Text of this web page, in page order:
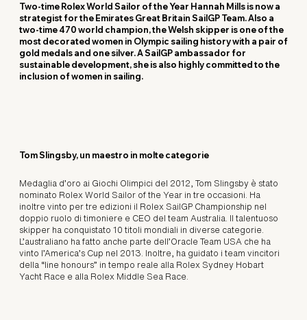
Two-time Rolex World Sailor of the Year Hannah Mills is now a
strategist for the Emirates Great Britain SailGP Team. Also a
two-time 470 world champion, the Welsh skipper is one of the
most decorated women in Olympic sailing history with a pair of
gold medals and one silver. A SailGP ambassador for
sustainable development, she is also highly committed to the
inclusion of women in sailing.
Tom Slingsby, un maestro in molte categorie
Medaglia d’oro ai Giochi Olimpici del 2012, Tom Slingsby è stato
nominato Rolex World Sailor of the Year in tre occasioni. Ha
inoltre vinto per tre edizioni il Rolex SailGP Championship nel
doppio ruolo di timoniere e CEO del team Australia. Il talentuoso
skipper ha conquistato 10 titoli mondiali in diverse categorie.
L’australiano ha fatto anche parte dell’Oracle Team USA che ha
vinto l’America’s Cup nel 2013. Inoltre, ha guidato i team vincitori
della “line honours” in tempo reale alla Rolex Sydney Hobart
Yacht Race e alla Rolex Middle Sea Race.